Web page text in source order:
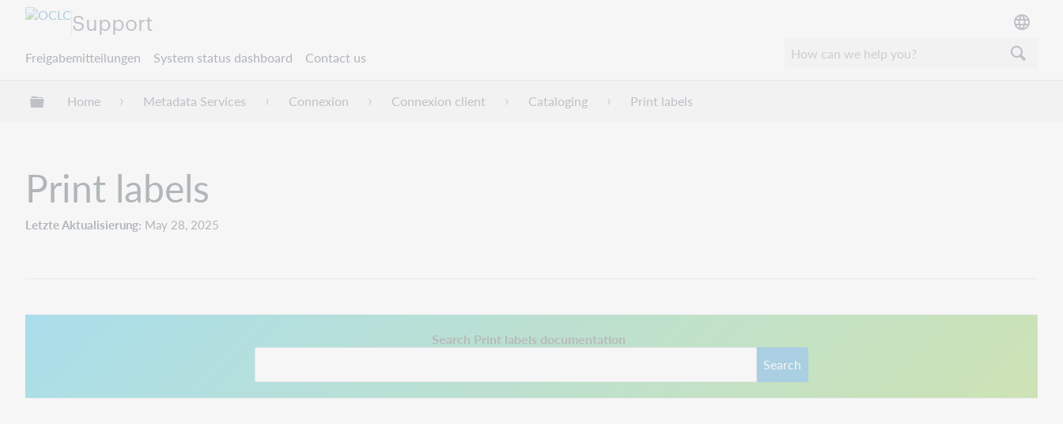
Support
Freigabemitteilungen System status dashboard Contact us
Globale Hierarchie expandieren/verbergen
Home Metadata Services Connexion Connexion client Cataloging Print labels
Print labels
Letzte Aktualisierung May 28, 2025
Search Print labels documentation
Search